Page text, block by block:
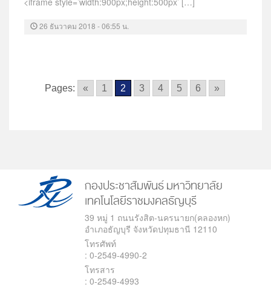
26 ธันวาคม 2018 - 06:55 น.
Pages: « 1 2 3 4 5 6 »
กองประชาสัมพันธ์มหาวิทยาลัย
เทคโนโลยีราชมงคลธัญบุรี
39 หมู่ 1 ถนนรังสิต-นครนายก(คลองหก)
อำเภอธัญบุรี จังหวัดปทุมธานี 12110
โทรศัพท์
: 0-2549-4990-2
โทรสาร
: 0-2549-4993